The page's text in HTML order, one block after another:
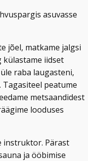
asuvasse
jõel, matkame jalgsi
külastame iidset
raba laugasteni,
Tagasiteel peatume
metsaandidest
looduses
instruktor. Pärast
ja ööbimise